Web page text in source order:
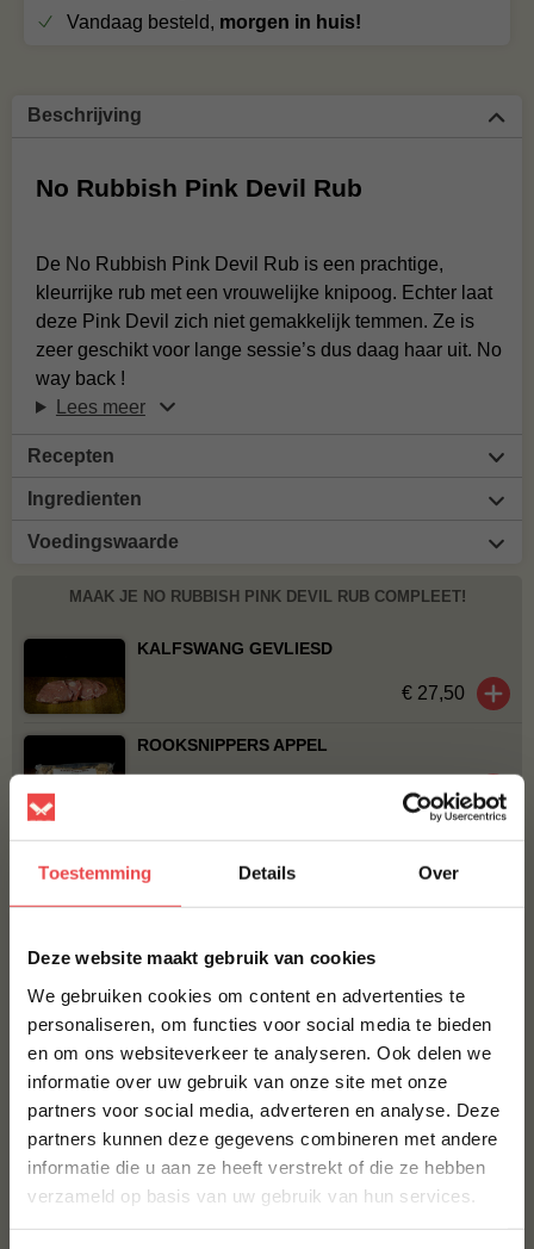
Toestemming Details Over
Deze website maakt gebruik van cookies
We gebruiken cookies om content en advertenties te
personaliseren, om functies voor social media te bieden
en om ons websiteverkeer te analyseren. Ook delen we
informatie over uw gebruik van onze site met onze
partners voor social media, adverteren en analyse. Deze
partners kunnen deze gegevens combineren met andere
informatie die u aan ze heeft verstrekt of die ze hebben
verzameld op basis van uw gebruik van hun services.
Vandaag besteld, morgen in huis!
Beschrijving
No Rubbish Pink Devil Rub
De No Rubbish Pink Devil Rub is een prachtige,
kleurrijke rub met een vrouwelijke knipoog. Echter laat
deze Pink Devil zich niet gemakkelijk temmen. Ze is
zeer geschikt voor lange sessie’s dus daag haar uit. No
way back !
Lees meer
Recepten
Ingredienten
Voedingswaarde
MAAK JE NO RUBBISH PINK DEVIL RUB COMPLEET!
KALFSWANG GEVLIESD
€ 27,50
ROOKSNIPPERS APPEL
€ 5,50
Bestel alles
No Rubbish The Taste
Rub
Home Made Texas style
(41)
10% korting op je
eerste bestelling*
Schrijf je in voor onze nieuwsbrief en ontvang direct
10% korting op jouw eerste bestelling.